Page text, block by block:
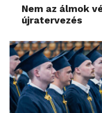
Nem az álmok
újratervezés